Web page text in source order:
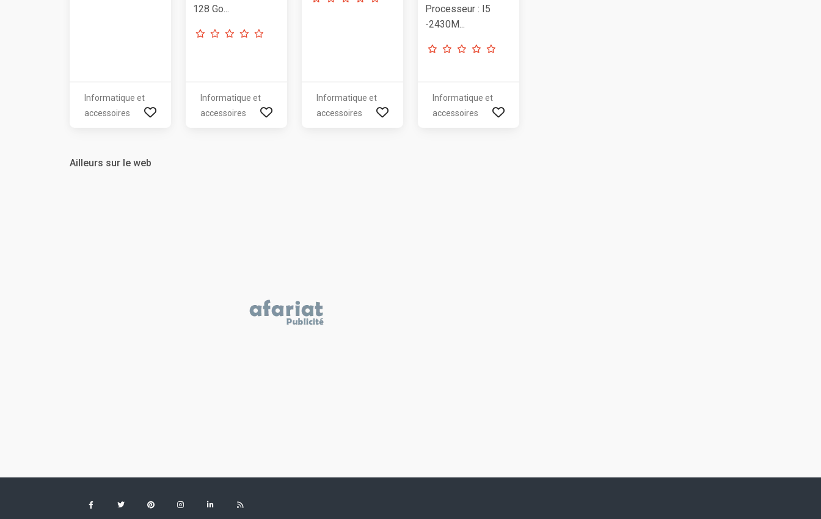
Informatique et
accessoires
128 Go...
Informatique et
accessoires
Informatique et
accessoires
Processeur : I5
-2430M...
Informatique et
accessoires
Ailleurs sur le web